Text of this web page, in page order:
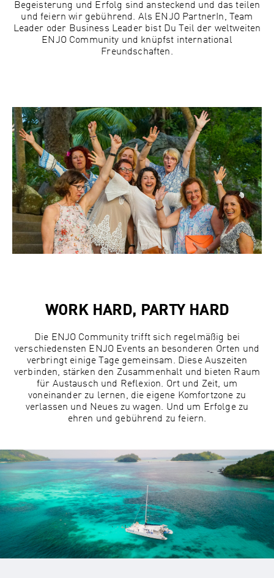
Begeisterung und Erfolg sind ansteckend und das teilen
und feiern wir gebührend. Als ENJO PartnerIn, Team
Leader oder Business Leader bist Du Teil der weltweiten
ENJO Community und knüpfst international
Freundschaften.
WORK HARD, PARTY HARD
Die ENJO Community trifft sich regelmäßig bei
verschiedensten ENJO Events an besonderen Orten und
verbringt einige Tage gemeinsam. Diese Auszeiten
verbinden, stärken den Zusammenhalt und bieten Raum
für Austausch und Reflexion. Ort und Zeit, um
voneinander zu lernen, die eigene Komfortzone zu
verlassen und Neues zu wagen. Und um Erfolge zu
ehren und gebührend zu feiern.